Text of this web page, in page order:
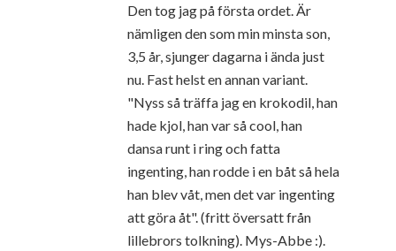
Den tog jag på första ordet. Är
nämligen den som min minsta son,
3,5 år, sjunger dagarna i ända just
nu. Fast helst en annan variant.
"Nyss så träffa jag en krokodil, han
hade kjol, han var så cool, han
dansa runt i ring och fatta
ingenting, han rodde i en båt så hela
han blev våt, men det var ingenting
att göra åt". (fritt översatt från
lillebrors tolkning). Mys-Abbe :).